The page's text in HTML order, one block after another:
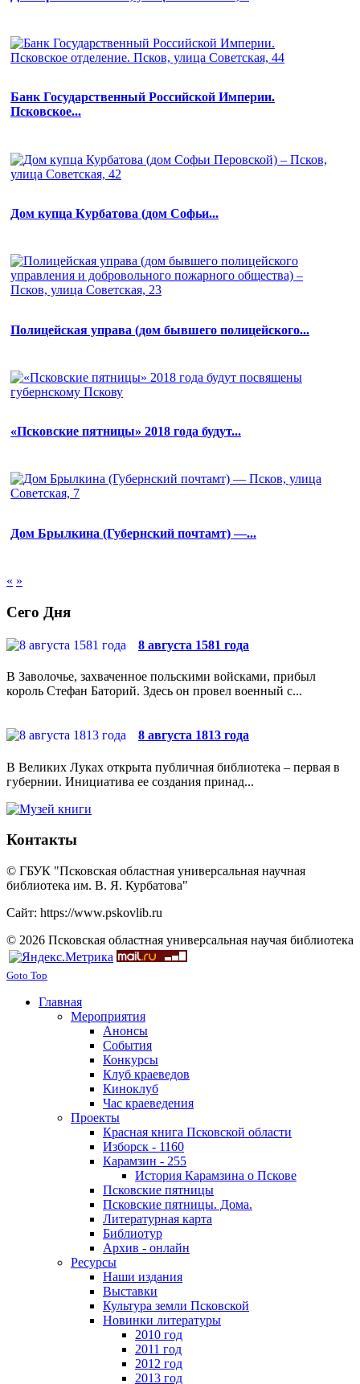
Банк Государственный Российской Империи.
Псковское...
Дом купца Курбатова (дом Софьи...
Полицейская управа (дом бывшего полицейского...
«Псковские пятницы» 2018 года будут...
Дом Брылкина (Губернский почтамт) —...
« »
Сего Дня
8 августа 1581 года
В Заволочье, захваченное польскими войсками, прибыл
король Стефан Баторий. Здесь он провел военный с...
8 августа 1813 года
В Великих Луках открыта публичная библиотека – первая в
губернии. Инициатива ее создания принад...
Контакты
© ГБУК "Псковская областная универсальная научная
библиотека им. В. Я. Курбатова"
Сайт: https://www.pskovlib.ru
© 2026 Псковская областная универсальная научая библиотека
Goto Top
Главная
Мероприятия
Анонсы
События
Конкурсы
Клуб краеведов
Киноклуб
Час краеведения
Проекты
Красная книга Псковской области
Изборск - 1160
Карамзин - 255
История Карамзина о Пскове
Псковские пятницы
Псковские пятницы. Дома.
Литературная карта
Библиотур
Архив - онлайн
Ресурсы
Наши издания
Выставки
Культура земли Псковской
Новинки литературы
2010 год
2011 год
2012 год
2013 год